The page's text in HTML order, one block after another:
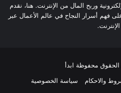
وربح المال من الإنترنت. هنا، نقدم
فهم أسرار النجاح في عالم الأعمال عبر
الإنترنت.
والاحكام سياسة الخصوصية